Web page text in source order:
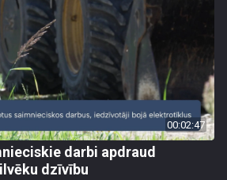
00:02:47
darbi apdraud
dzīvību